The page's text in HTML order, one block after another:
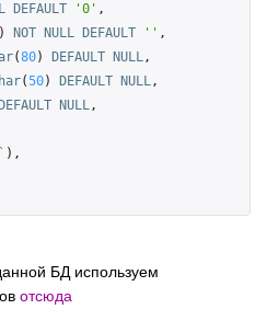
DEFAULT '0' ,
) NOT NULL DEFAULT '' ,
(80) DEFAULT NULL,
(50) DEFAULT NULL,
DEFAULT NULL,
),
БД используем
отсюда